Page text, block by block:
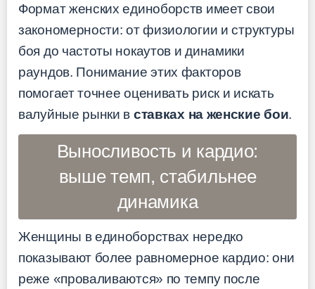
Формат женских единоборств имеет свои
закономерности: от физиологии и структуры
боя до частоты нокаутов и динамики
раундов. Понимание этих факторов
помогает точнее оценивать риск и искать
валуйные рынки в ставках на женские бои.
Выносливость и кардио:
выше темп, стабильнее
динамика
Женщины в единоборствах нередко
показывают более равномерное кардио: они
реже «проваливаются» по темпу после